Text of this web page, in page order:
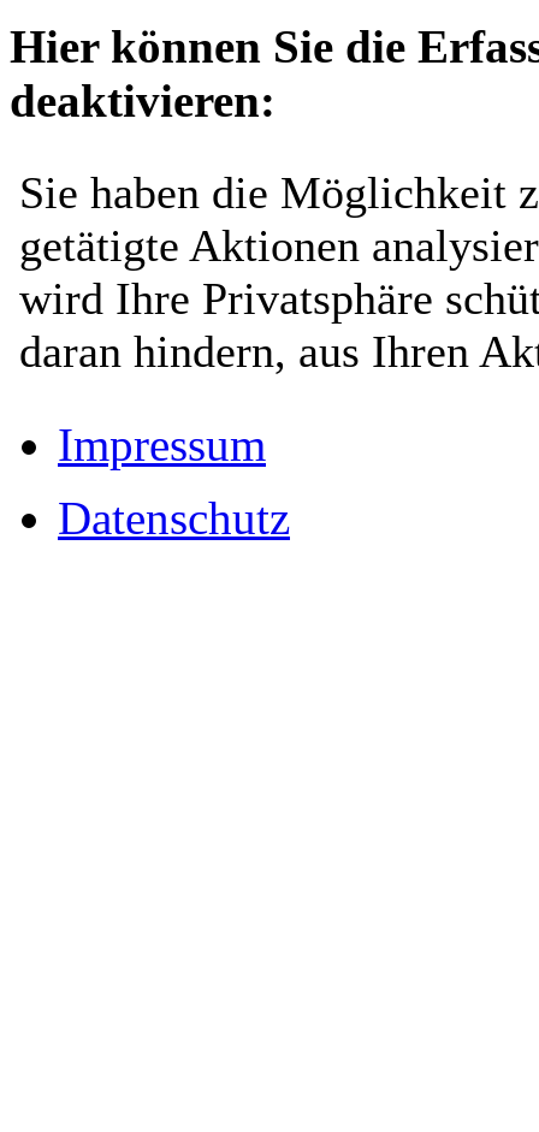
Hier können Sie die
deaktivieren:
Impressum
Datenschutz